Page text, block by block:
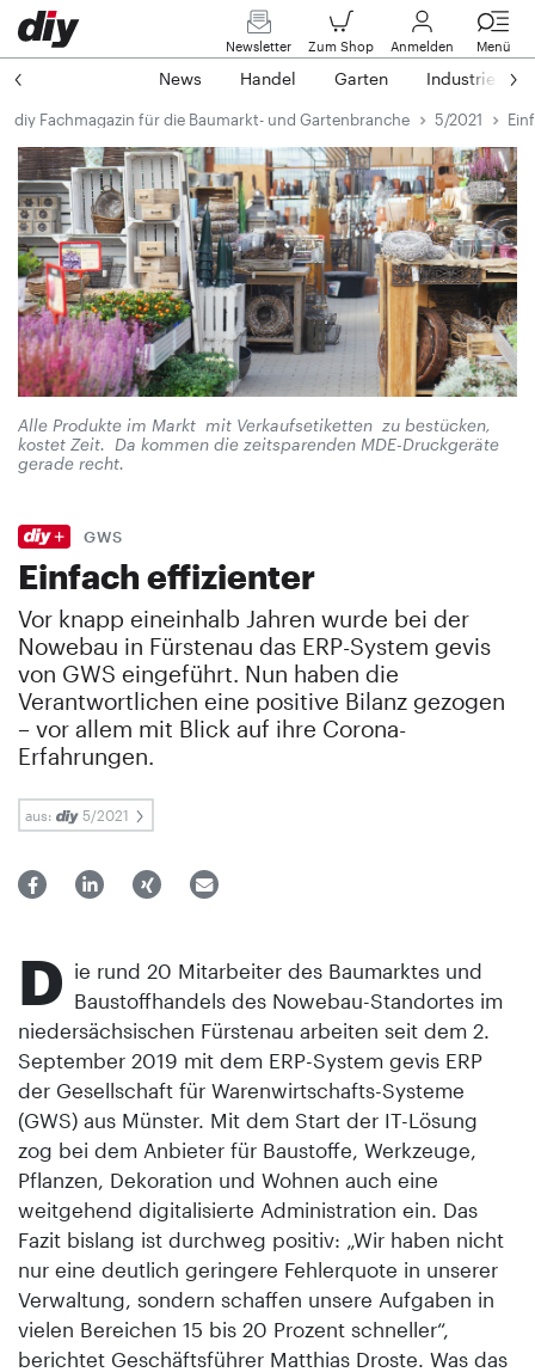
Newsletter Zum Shop Anmelden Menü
News Handel Garten Industrie
diy Fachmagazin für die Baumarkt- und Gartenbranche 5/2021
Alle Produkte im Markt mit Verkaufsetiketten zu bestücken,
kostet Zeit. Da kommen die zeitsparenden MDE-Druckgeräte
gerade recht.
GWS
Einfach effizienter
Vor knapp eineinhalb Jahren wurde bei der
Nowebau in Fürstenau das ERP-System gevis
von GWS eingeführt. Nun haben die
Verantwortlichen eine positive Bilanz gezogen
– vor allem mit Blick auf ihre Corona-
Erfahrungen.
aus: 5/2021
D ie rund 20 Mitarbeiter des Baumarktes und
Baustoffhandels des Nowebau-Standortes im
niedersächsischen Fürstenau arbeiten seit dem 2.
September 2019 mit dem ERP-System gevis ERP
der Gesellschaft für Warenwirtschafts-Systeme
(GWS) aus Münster. Mit dem Start der IT-Lösung
zog bei dem Anbieter für Baustoffe, Werkzeuge,
Pflanzen, Dekoration und Wohnen auch eine
weitgehend digitalisierte Administration ein. Das
Fazit bislang ist durchweg positiv: „Wir haben nicht
nur eine deutlich geringere Fehlerquote in unserer
Verwaltung, sondern schaffen unsere Aufgaben in
vielen Bereichen 15 bis 20 Prozent schneller“,
berichtet Geschäftsführer Matthias Droste. Was das